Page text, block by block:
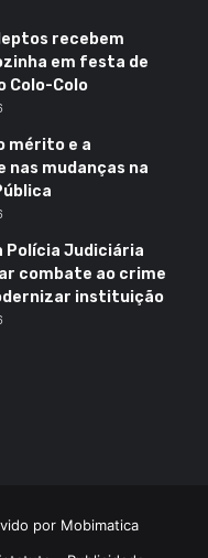
recebem
em festa de
Colo-Colo
mérito e a
nas mudanças na
Polícia Judiciária
combate ao crime
instituição
por Mobimatica